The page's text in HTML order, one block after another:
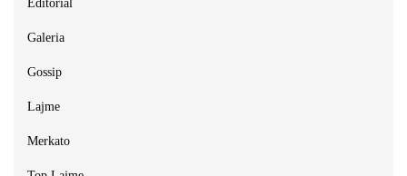
Editorial
Galeria
Gossip
Lajme
Merkato